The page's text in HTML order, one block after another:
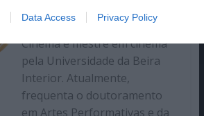
Data Access Privacy Policy
Licenciado em cinema pela
Escola Superior de Teatro e
Cinema e mestre em cinema
pela Universidade da Beira
Interior. Atualmente,
frequenta o doutoramento
em Artes Performativas e da